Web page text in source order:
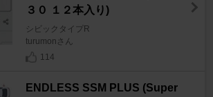
３０ １２本入り)
シビックタイプR
turumonさん
114
ENDLESS SSM PLUS (Super